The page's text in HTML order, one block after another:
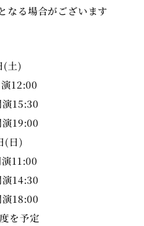
なる場合がございます
(土)
12:00
15:30
19:00
(日)
11:00
14:30
18:00
を予定